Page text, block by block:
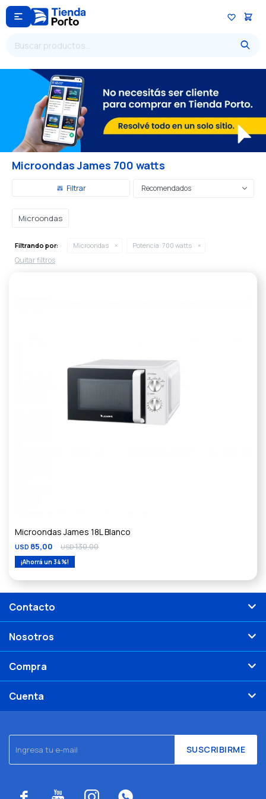

Microondas James 700 watts
Recomendados
Microondas
Filtrando por: Microondas Potencia: 700 watts
Quitar filtros
Microondas James 18L Blanco
USD 85,00 USD130,00
34
SUSCRIBIRME
Contacto
Nosotros
Compra
Cuenta